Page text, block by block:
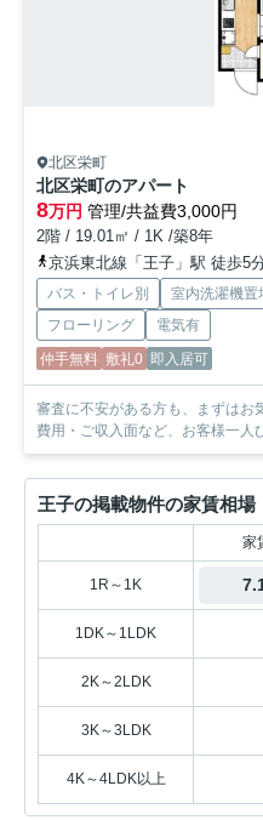
北区栄町
北区栄町のアパート
8万円 管理/共益費3,000円
2階 / 19.01㎡ / 1K /築8年
京浜東北線「王子」駅 徒歩5
バス・トイレ別 室内洗濯機置
フローリング
電気有
仲手無料 敷礼0 即入居可
審査に不安がある方も、まずはお気軽にご
費用・ご収入面など、お客様一人
王子の掲載物件の家賃相場
家
1R～1K
1DK～1LDK
2K～2LDK
3K～3LDK
4K～4LDK以上